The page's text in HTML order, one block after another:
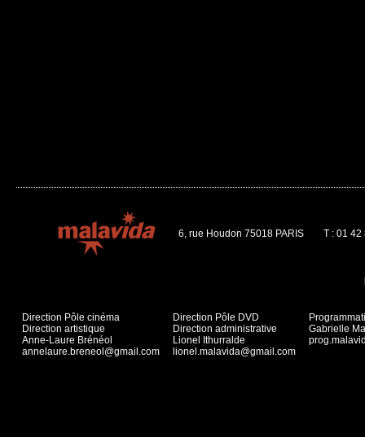
6, rue Houdon 75018 PARIS T : 01 42
Direction Pôle cinéma
Direction artistique
Anne-Laure Brénéol
annelaure.breneol@gmail.com
Direction Pôle DVD
Direction administrative
Lionel Ithurralde
lionel.malavida@gmail.com
Gabrielle